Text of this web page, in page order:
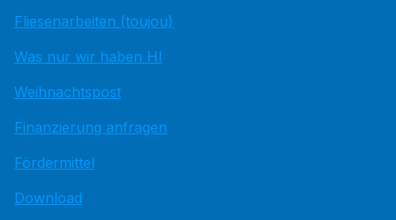
Fliesenarbeiten (toujou)
Was nur wir haben HI
Weihnachtspost
Finanzierung anfragen
Fördermittel
Download